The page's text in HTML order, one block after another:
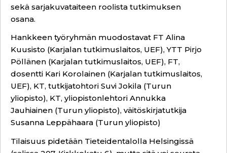
sekä sarjakuvataiteen roolista tutkimuksen
osana.
Hankkeen työryhmän muodostavat FT Alina
Kuusisto (Karjalan tutkimuslaitos, UEF), YTT Pirjo
Pöllänen (Karjalan tutkimuslaitos, UEF), FT,
dosentti Kari Korolainen (Karjalan tutkimuslaitos,
UEF), KT, tutkijatohtori Suvi Jokila (Turun
yliopisto), KT, yliopistonlehtori Annukka
Jauhiainen (Turun yliopisto), väitöskirjatutkija
Susanna Leppähaara (Turun yliopisto)
Tilaisuus pidetään Tieteidentalolla Helsingissä